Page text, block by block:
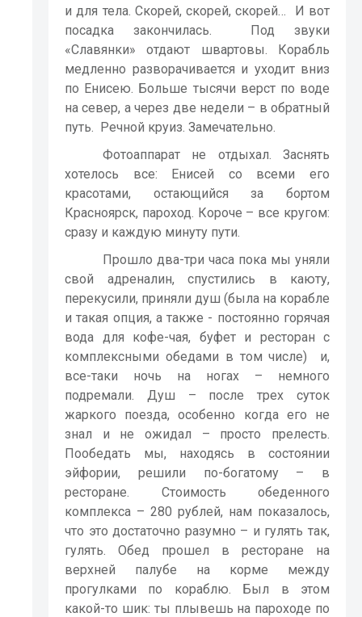
и для тела. Скорей, скорей, скорей…
И вот
посадка закончилась.
Под звуки
«Славянки» отдают швартовы. Корабль
медленно разворачивается и уходит вниз
по Енисею. Больше тысячи верст по воде
на север, а через две недели – в обратный
путь. Речной круиз. Замечательно.
Фотоаппарат не отдыхал. Заснять
хотелось все: Енисей со всеми его
красотами, остающийся за бортом
Красноярск, пароход. Короче – все кругом:
сразу и каждую минуту пути.
Прошло два-три часа пока мы уняли
свой адреналин, спустились в каюту,
перекусили, приняли душ (была на корабле
и такая опция, а также - постоянно горячая
вода для кофе-чая, буфет и ресторан с
комплексными обедами в том числе)
и,
все-таки ночь на ногах – немного
подремали. Душ – после трех суток
жаркого поезда, особенно когда его не
знал и не ожидал – просто прелесть.
Пообедать мы, находясь в состоянии
эйфории, решили по-богатому – в
ресторане. Стоимость обеденного
комплекса – 280 рублей, нам показалось,
что это достаточно разумно – и гулять так,
гулять. Обед прошел в ресторане на
верхней палубе на корме между
прогулками по кораблю. Был в этом
какой-то шик: ты плывешь на пароходе по